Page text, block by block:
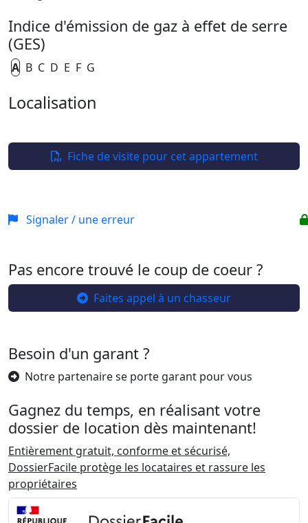
Indice d'émission de gaz à effet de serre
(GES)
A B C D E F G
Localisation
Fiche de visite pour cet appartement
Signaler / une erreur
Pas encore trouvé le coup de coeur ?
Faites appel à un chasseur
Besoin d'un garant ?
Notre partenaire se porte garant pour vous
Gagnez du temps, en réalisant votre
dossier de location dès maintenant!
Entièrement gratuit, conforme et sécurisé,
DossierFacile protège les locataires et rassure les
propriétaires